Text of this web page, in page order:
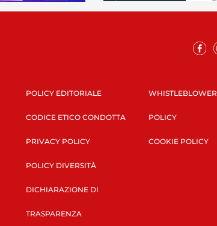
POLICY EDITORIALE
CODICE ETICO CONDOTTA
PRIVACY POLICY
POLICY DIVERSITÀ
DICHIARAZIONE DI
TRASPARENZA
WHISTLEBLOWER
POLICY
COOKIE POLICY